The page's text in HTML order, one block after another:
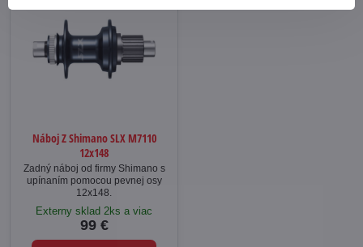
Náboj Z Shimano SLX M7110
12x148
Zadný náboj od firmy Shimano s
upínaním pomocou pevnej osy
12x148.
Externy sklad 2ks a viac
99 €